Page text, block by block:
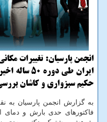
انجمن پارسیان: تغییرات
ایران طی
حكیم سبزواری و كاشان
به گزارش انجمن پارسیان به